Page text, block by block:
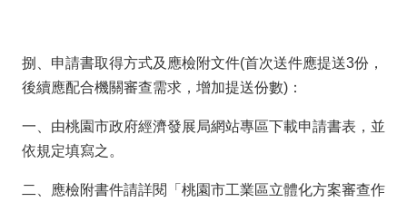
捌、申請書取得方式及應檢附文件(首次送件應提送3份，
後續應配合機關審查需求，增加提送份數)：
一、由桃園市政府經濟發展局網站專區下載申請書表，並
依規定填寫之。
二、應檢附書件請詳閱「桃園市工業區立體化方案審查作